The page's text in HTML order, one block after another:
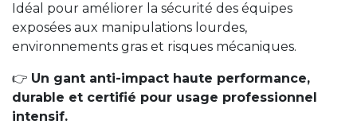
Idéal pour améliorer la sécurité des équipes
exposées aux manipulations lourdes,
environnements gras et risques mécaniques.
👉 Un gant anti-impact haute performance,
durable et certifié pour usage professionnel
intensif.